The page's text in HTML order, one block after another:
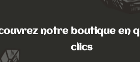
notre boutique en
clics